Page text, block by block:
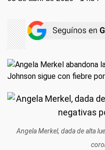
Angela Merkel, dada de alta